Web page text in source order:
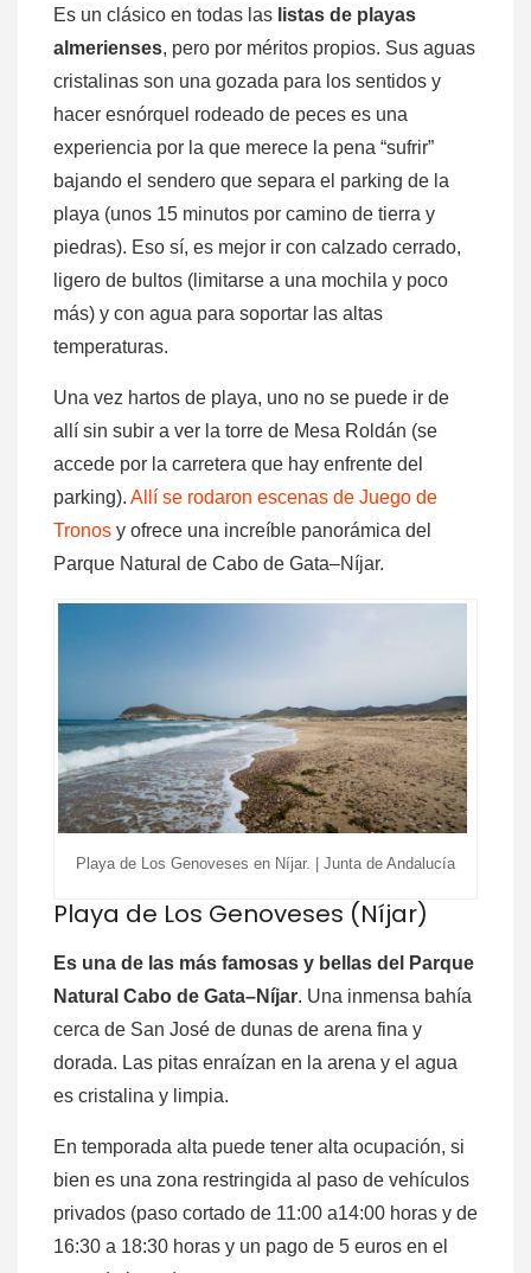
Es un clásico en todas las listas de playas
almerienses, pero por méritos propios. Sus aguas
cristalinas son una gozada para los sentidos y
hacer esnórquel rodeado de peces es una
experiencia por la que merece la pena “sufrir”
bajando el sendero que separa el parking de la
playa (unos 15 minutos por camino de tierra y
piedras). Eso sí, es mejor ir con calzado cerrado,
ligero de bultos (limitarse a una mochila y poco
más) y con agua para soportar las altas
temperaturas.
Una vez hartos de playa, uno no se puede ir de
allí sin subir a ver la torre de Mesa Roldán (se
accede por la carretera que hay enfrente del
parking). Allí se rodaron escenas de Juego de
Tronos y ofrece una increíble panorámica del
Parque Natural de Cabo de Gata–Níjar.
Playa de Los Genoveses en Níjar. | Junta de Andalucía
Playa de Los Genoveses (Níjar)
Es una de las más famosas y bellas del Parque
Natural Cabo de Gata–Níjar. Una inmensa bahía
cerca de San José de dunas de arena fina y
dorada. Las pitas enraízan en la arena y el agua
es cristalina y limpia.
En temporada alta puede tener alta ocupación, si
bien es una zona restringida al paso de vehículos
privados (paso cortado de 11:00 a14:00 horas y de
16:30 a 18:30 horas y un pago de 5 euros en el